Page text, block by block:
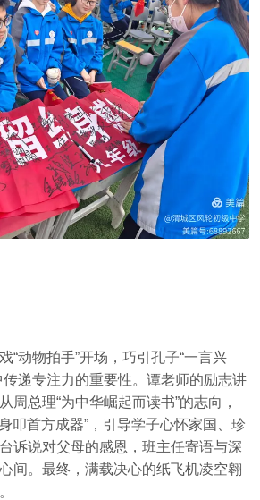
物拍手”开场，巧引孔子“一言兴
传递专注力的重要性。谭老师的励志讲
周总理“为中华崛起而读书”的志向，
叩首方成器”，引导学子心怀家国、珍
诉说对父母的感恩，班主任寄语与深
间。最终，满载决心的纸飞机凌空翱